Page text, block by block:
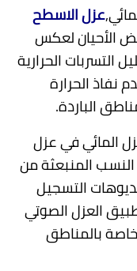
عزل الاسطح
الأحيان لعكس
الحرارية
نفاذ الحرارة
الباردة.
المائي في عزل
المنبعثة من
التسجيل
العزل الصوتي
بالمناطق